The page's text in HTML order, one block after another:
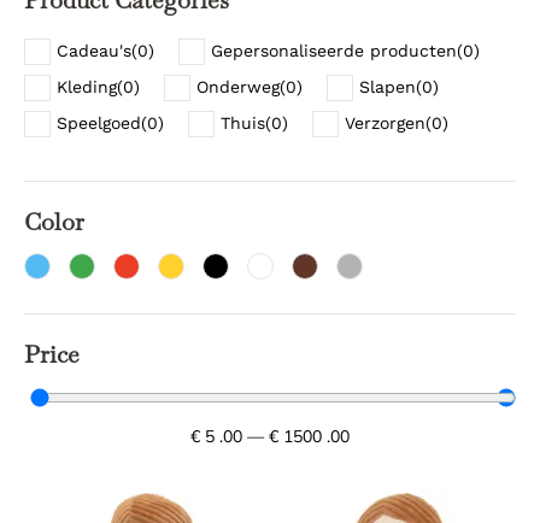
Cadeau's(0) Gepersonaliseerde producten(0)
Kleding(0) Onderweg(0) Slapen(0)
Speelgoed(0) Thuis(0) Verzorgen(0)
Color
Price
€ 5 .00 — € 1500 .00